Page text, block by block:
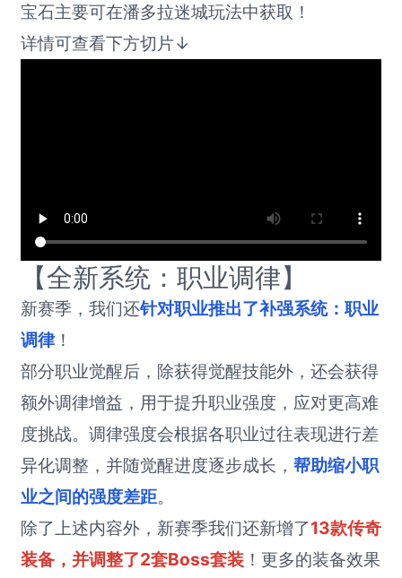
宝石主要可在潘多拉迷城玩法中获取！
详情可查看下方切片↓
【全新系统：职业调律】
新赛季，我们还针对职业推出了补强系统：职业
调律！
部分职业觉醒后，除获得觉醒技能外，还会获得
额外调律增益，用于提升职业强度，应对更高难
度挑战。调律强度会根据各职业过往表现进行差
异化调整，并随觉醒进度逐步成长， 帮助缩小职
业之间的强度差距。
除了上述内容外，新赛季我们还新增了13款传奇
装备，并调整了2套Boss套装！更多的装备效果